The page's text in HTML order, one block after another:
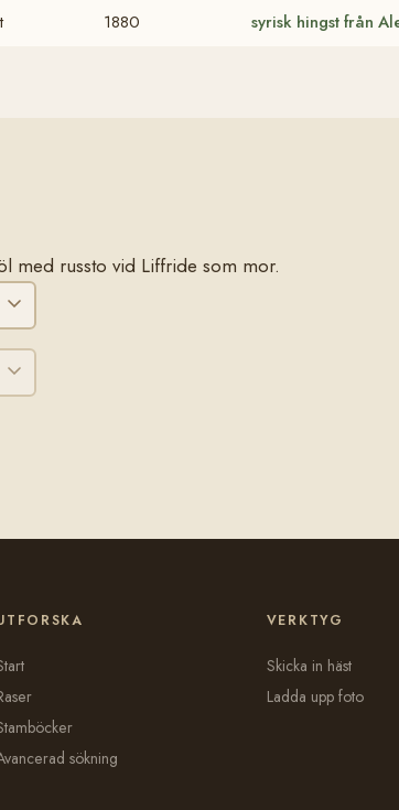
1880 syrisk hingst från
med russto vid Liffride som mor.
sökning
VERKTYG
Skicka in häst
Ladda upp foto